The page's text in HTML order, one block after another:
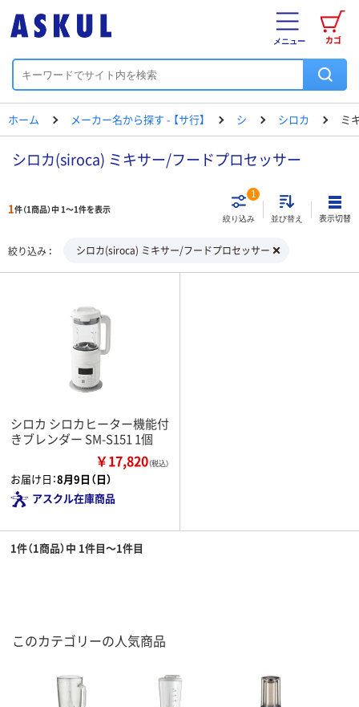
カゴ
メニュー
ホーム メーカー名から探す - 【サ行】 シ シロカ ミ
シロカ(siroca) ミキサー/フードプロセッサー
1件（1商品）中 1～1件を表示
絞り込み
1
並び替え 表示切替
絞り込み シロカ(siroca) ミキサー/フードプロセッサー
シロカ シロカヒーター機能付
きブレンダー SM-S151 1個
￥17,820（税込）
お届け日：8月9日（日）
アスクル在庫商品
1件（1商品）中 1件目～1件目
このカテゴリーの人気商品